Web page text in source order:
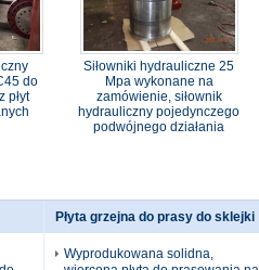
do
płyt
Siłowniki hydrauliczne 25
Mpa wykonane na
zamówienie, siłownik
hydrauliczny pojedynczego
podwójnego działania
Płyta grzejna do prasy do sklejki
Wyprodukowana solidna,